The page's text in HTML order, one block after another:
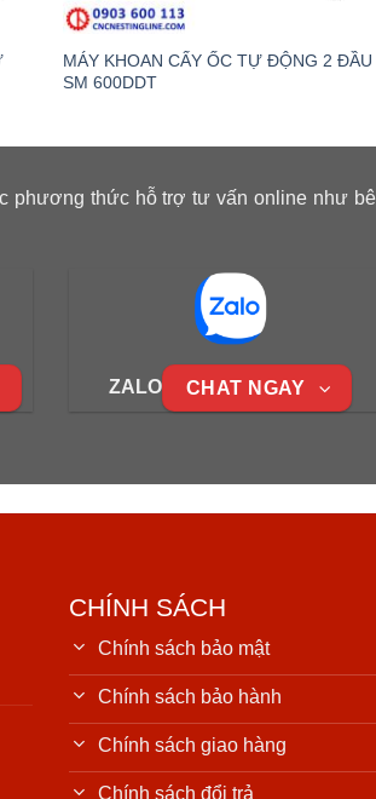
MÁY KHOAN CẤY ỐC TỰ ĐỘNG 2 ĐẦU
SM 600DDT
phương thức hỗ trợ tư vấn online như
ZALO CHAT NGAY
CHÍNH SÁCH
Chính sách bảo mật
Chính sách bảo hành
Chính sách giao hàng
Chính sách đổi trả